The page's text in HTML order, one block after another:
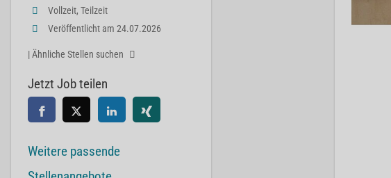
Vollzeit, Teilzeit
Veröffentlicht am 24.07.2026
| Ähnliche Stellen suchen
Jetzt Job teilen
Weitere passende